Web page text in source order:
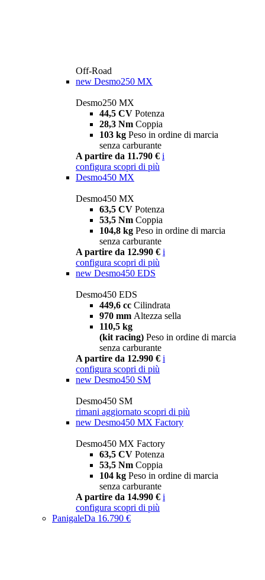
Off-Road
new Desmo250 MX
Desmo250 MX
44,5 CV Potenza
28,3 Nm Coppia
103 kg Peso in ordine di marcia
senza carburante
A partire da 11.790 € i
configura scopri di più
Desmo450 MX
Desmo450 MX
63,5 CV Potenza
53,5 Nm Coppia
104,8 kg Peso in ordine di marcia
senza carburante
A partire da 12.990 € i
configura scopri di più
new Desmo450 EDS
Desmo450 EDS
449,6 cc Cilindrata
970 mm Altezza sella
110,5 kg
(kit racing) Peso in ordine di marcia
senza carburante
A partire da 12.990 € i
configura scopri di più
new Desmo450 SM
Desmo450 SM
rimani aggiornato scopri di più
new Desmo450 MX Factory
Desmo450 MX Factory
63,5 CV Potenza
53,5 Nm Coppia
104 kg Peso in ordine di marcia
senza carburante
A partire da 14.990 € i
configura scopri di più
PanigaleDa 16.790 €